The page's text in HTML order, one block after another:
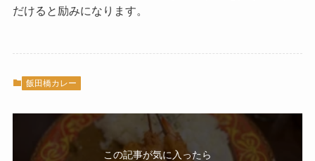
だけると励みになります。
飯田橋カレー
この記事が気に入ったら